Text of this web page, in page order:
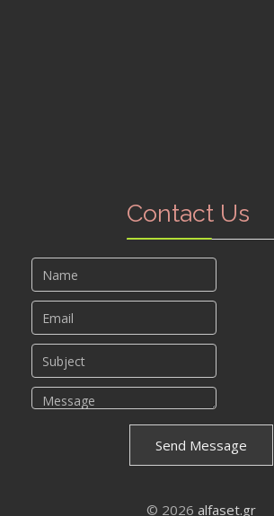
Contact Us
Send Message
© 2026 alfaset.gr